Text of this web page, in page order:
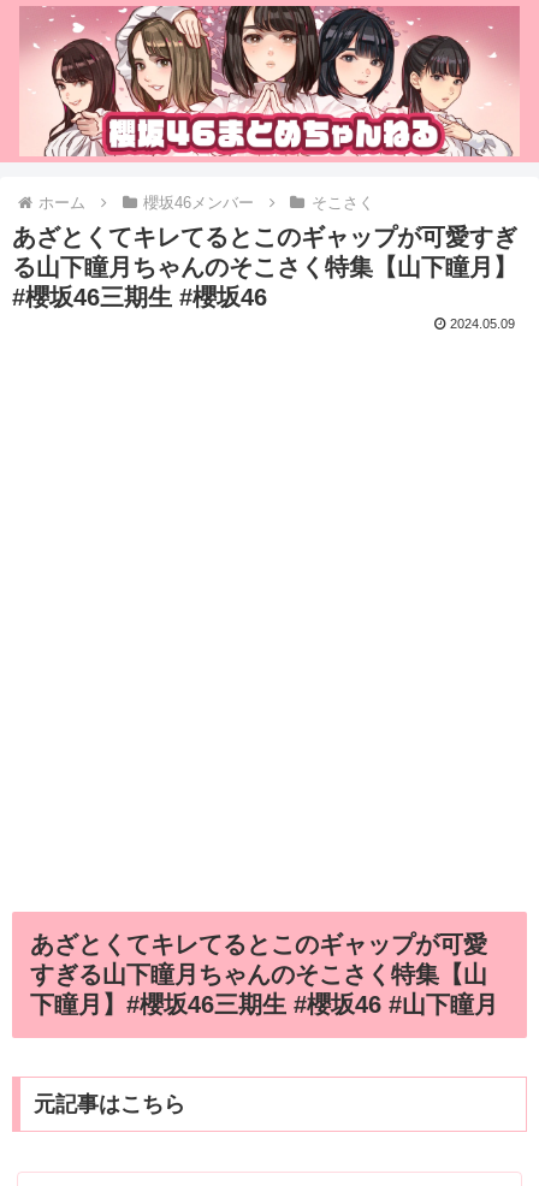
ホーム 櫻坂46メンバー そこさく
あざとくてキレてるとこのギャップが可愛すぎ
る山下瞳月ちゃんのそこさく特集【山下瞳月】
#櫻坂46三期生 #櫻坂46
2024.05.09
あざとくてキレてるとこのギャップが可愛
すぎる山下瞳月ちゃんのそこさく特集【山
下瞳月】#櫻坂46三期生 #櫻坂46 #山下瞳月
元記事はこちら